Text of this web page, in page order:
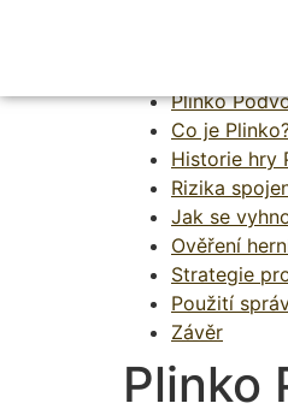
Plinko
Co je
Historie hry
Rizika
Jak se
Ověření
Strategie
Použití
Závěr
Plinko